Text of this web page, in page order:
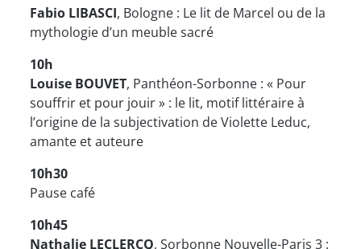
Fabio LIBASCI, Bologne : Le lit de Marcel ou de la
mythologie d’un meuble sacré
10h
Louise BOUVET, Panthéon-Sorbonne : « Pour
souffrir et pour jouir » : le lit, motif littéraire à
l’origine de la subjectivation de Violette Leduc,
amante et auteure
10h30
Pause café
10h45
Nathalie LECLERCQ, Sorbonne Nouvelle-Paris 3 :